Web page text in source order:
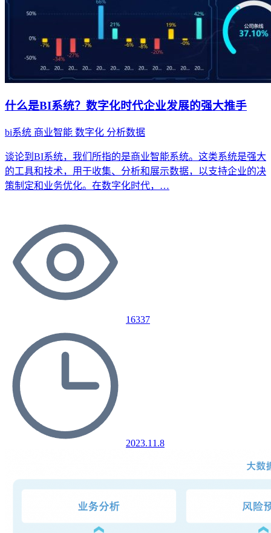
什么是BI系统？数字化时代企业发展的强大推手
bi系统 商业智能 数字化 分析数据
谈论到BI系统，我们所指的是商业智能系统。这类系统是强大
的工具和技术，用于收集、分析和展示数据，以支持企业的决
策制定和业务优化。在数字化时代，…
16337
2023.11.8